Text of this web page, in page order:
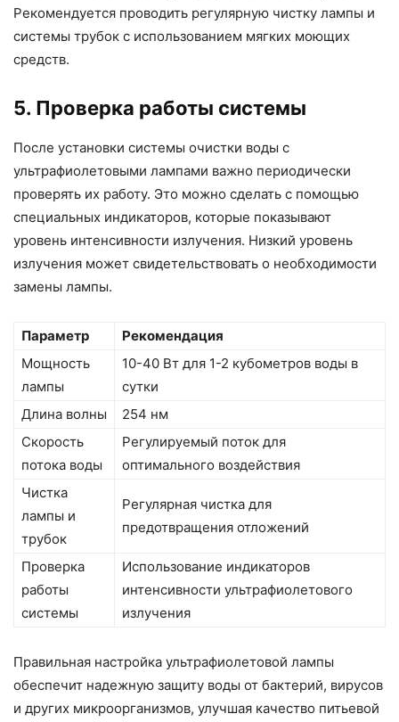
Рекомендуется проводить регулярную чистку лампы и
системы трубок с использованием мягких моющих
средств.
5. Проверка работы системы
После установки системы очистки воды с
ультрафиолетовыми лампами важно периодически
проверять их работу. Это можно сделать с помощью
специальных индикаторов, которые показывают
уровень интенсивности излучения. Низкий уровень
излучения может свидетельствовать о необходимости
замены лампы.
Параметр
Рекомендация
Мощность
лампы
10-40 Вт для 1-2 кубометров воды в
сутки
Длина волны
254 нм
Скорость
потока воды
Регулируемый поток для
оптимального воздействия
Чистка
лампы и
трубок
Регулярная чистка для
предотвращения отложений
Проверка
работы
системы
Использование индикаторов
интенсивности ультрафиолетового
излучения
Правильная настройка ультрафиолетовой лампы
обеспечит надежную защиту воды от бактерий, вирусов
и других микроорганизмов, улучшая качество питьевой